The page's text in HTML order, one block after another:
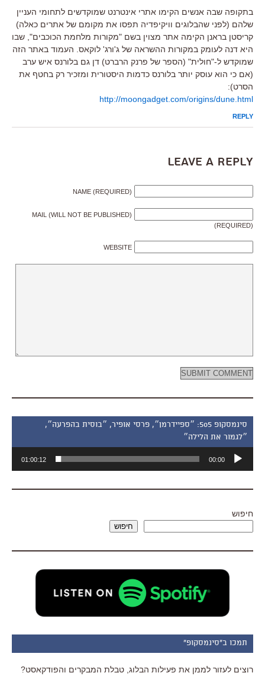
בתקופה שבה אנשים הקימו אתרי אינטרנט שמוקדשים לתחומי העניין
שלהם (לפני שהבלוגים וויקיפדיה תפסו את מקומם של אתרים כאלה)
קריסטן בראנן הקימה אתר מצוין בשם "מקורות מלחמת הכוכבים", שבו
היא דנה לעומק במקורות ההשראה של ג'ורג' לוקאס. העמוד באתר הזה
שמוקדש ל-"חולית" (הספר של פרנק הרברט) דן גם בלורנס איש ערב
(אם כי הוא עוסק יותר בלורנס כדמות היסטורית ומזכיר רק בחטף את
הסרט):
http://moongadget.com/origins/dune.html
REPLY
Leave a Reply
NAME (REQUIRED)
MAIL (WILL NOT BE PUBLISHED)
(REQUIRED)
WEBSITE
סינמסקופ 505: ״ספיידרמן״, פרסי אופיר, ״בוסית בהפרעה״,
״לגמור את הלילה״
אודיו
00:00
01:00:12
חיפוש
חיפוש
תמכו ב"סינמסקופ"
רוצים לעזור לממן את פעילות הבלוג, טבלת המבקרים והפודקאסט?